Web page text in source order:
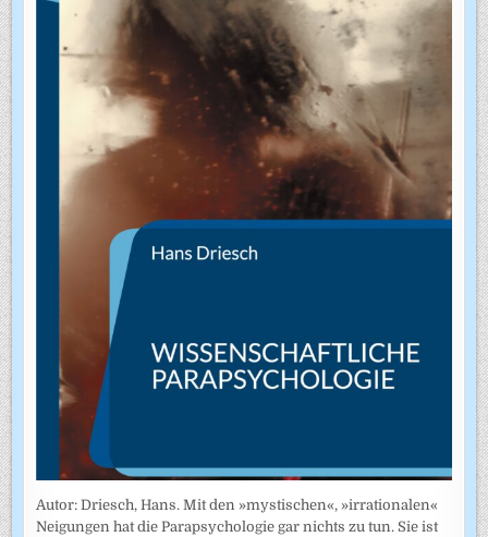
Autor: Driesch, Hans. Mit den »mystischen«, »irrationalen«
Neigungen hat die Parapsychologie gar nichts zu tun. Sie ist